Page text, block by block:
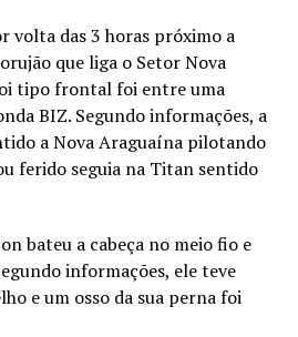
volta das 3 horas próximo a
que liga o Setor Nova
tipo frontal foi entre uma
BIZ. Segundo informações, a
a Nova Araguaína pilotando
ferido seguia na Titan sentido
bateu a cabeça no meio fio e
informações, ele teve
e um osso da sua perna foi